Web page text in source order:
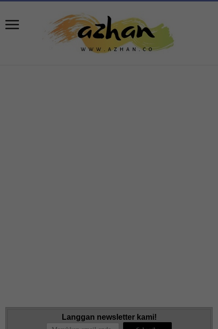
Langgan newsletter kami!